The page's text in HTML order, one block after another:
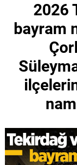
2026
bayram